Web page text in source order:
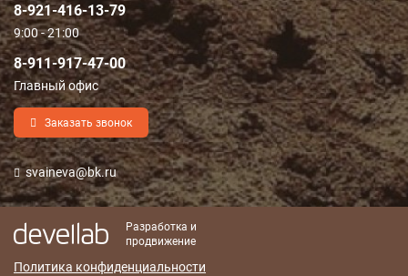
8-921-416-13-79
9:00 - 21:00
8-911-917-47-00
Главный офис
Заказать звонок
svaineva@bk.ru
Политика конфиденциальности
Разработка и
продвижение